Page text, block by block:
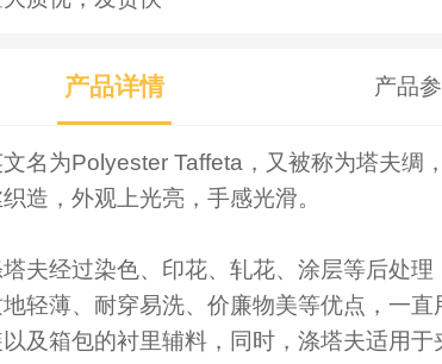
产品详情 产品
名为Polyester Taffeta，又被称为塔夫绸
造，外观上光亮，手感光滑。
夫经过染色、印花、轧花、涂层等后处理
轻薄、耐穿易洗、价廉物美等优点，一直
及箱包的衬里辅料，同时，涤塔夫适用于